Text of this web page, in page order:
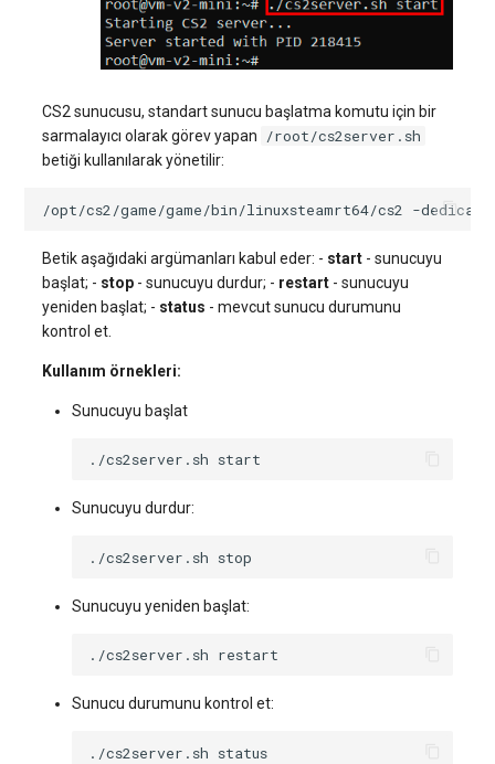
CS2 sunucusu, standart sunucu başlatma komutu için bir
sarmalayıcı olarak görev yapan
/root/cs2server.sh
betiği kullanılarak yönetilir:
/opt/cs2/game/game/bin/linuxsteamrt64/cs2 -
Betik aşağıdaki argümanları kabul eder: - start - sunucuyu
başlat; - stop - sunucuyu durdur; - restart - sunucuyu
yeniden başlat; - status - mevcut sunucu durumunu
kontrol et.
Kullanım örnekleri:
Sunucuyu başlat
./cs2server.sh
Sunucuyu durdur:
./cs2server.sh
Sunucuyu yeniden başlat:
./cs2server.sh
Sunucu durumunu kontrol et:
./cs2server.sh